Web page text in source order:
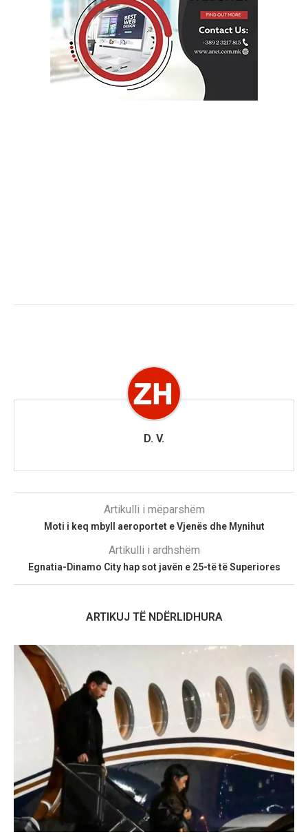
D. V.
Artikulli i mëparshëm
Moti i keq mbyll aeroportet e Vjenës dhe Mynihut
Artikulli i ardhshëm
Egnatia-Dinamo City hap sot javën e 25-të të Superiores
ARTIKUJ TË NDËRLIDHURA